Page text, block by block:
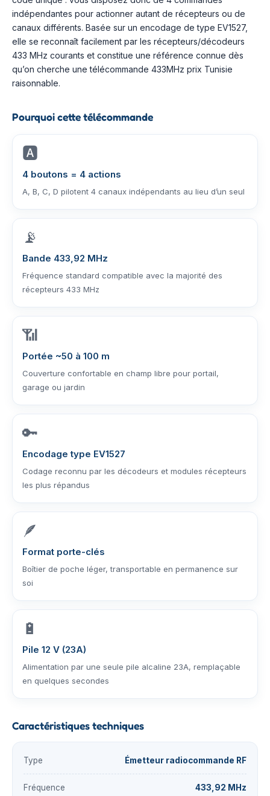
indépendantes pour actionner autant de récepteurs ou de
canaux différents. Basée sur un encodage de type EV1527,
elle se reconnaît facilement par les récepteurs/décodeurs
433 MHz courants et constitue une référence connue dès
qu’on cherche une télécommande 433MHz prix Tunisie
raisonnable.
Pourquoi cette télécommande
🅰️
4 boutons = 4 actions
A, B, C, D pilotent 4 canaux indépendants au lieu d’un seul
📡
Bande 433,92 MHz
Fréquence standard compatible avec la majorité des
récepteurs 433 MHz
📶
Portée ~50 à 100 m
Couverture confortable en champ libre pour portail,
garage ou jardin
🔑
Encodage type EV1527
Codage reconnu par les décodeurs et modules récepteurs
les plus répandus
🪶
Format porte-clés
Boîtier de poche léger, transportable en permanence sur
soi
🔋
Pile 12 V (23A)
Alimentation par une seule pile alcaline 23A, remplaçable
en quelques secondes
Caractéristiques techniques
Type Émetteur radiocommande RF
Fréquence 433,92 MHz